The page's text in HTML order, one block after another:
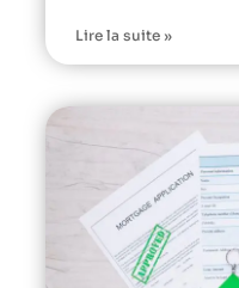
Lire la suite »